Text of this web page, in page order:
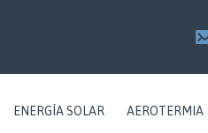
ENERGÍA SOLAR AEROTERMIA